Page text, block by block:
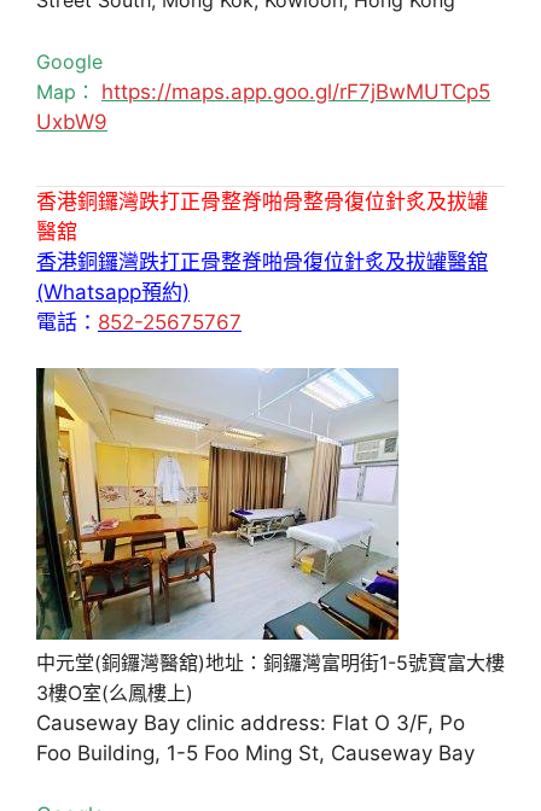
Google
Map： https://maps.app.goo.gl/rF7jBwMUTCp5
UxbW9
香港銅鑼灣跌打正骨整脊啪骨整骨復位針炙及拔罐
醫舘
香港銅鑼灣跌打正骨整脊啪骨復位針炙及拔罐醫舘
(Whatsapp預約)
電話： 852-25675767
中元堂(銅鑼灣醫舘)地址：銅鑼灣富明街1-5號寶富大樓
3樓O室(么鳳樓上)
Causeway Bay clinic address: Flat O 3/F, Po
Foo Building, 1-5 Foo Ming St, Causeway Bay